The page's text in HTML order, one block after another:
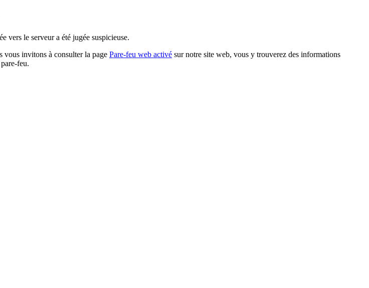
vers le serveur a été jugée suspicieuse.
vous invitons à consulter la page Pare-feu web activé sur notre site web, vous y trouverez des informations
feu.